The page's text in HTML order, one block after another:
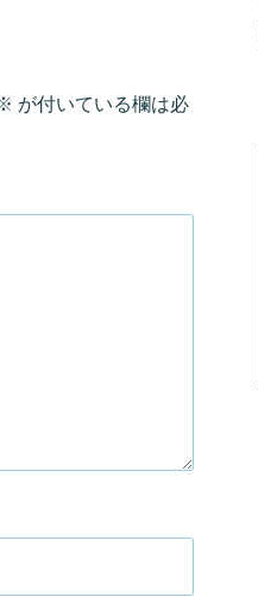
が付いている欄は必